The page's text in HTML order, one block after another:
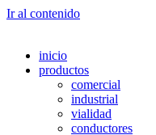
Ir al contenido
inicio
productos
comercial
industrial
vialidad
conductores